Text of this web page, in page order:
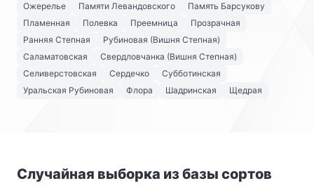
Ожерелье
Памяти Левандовского
Память Барсукову
Пламенная
Полевка Преемница
Прозрачная
Ранняя Степная
Рубиновая (Вишня Степная)
Саламатовская
Свердловчанка (Вишня Степная)
Селиверстовская
Сердечко
Субботинская
Уральская Рубиновая
Флора Шадринская Щедрая
Случайная выборка из базы сортов